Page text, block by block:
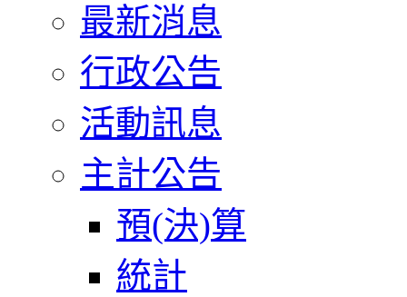
最新消息
行政公告
活動訊息
主計公告
預(決)算
統計